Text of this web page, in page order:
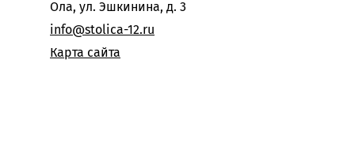
Ола, ул. Эшкинина, д. 3
info@stolica-12.ru
Карта сайта